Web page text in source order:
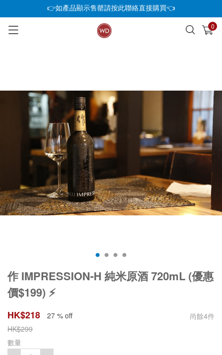
👉如產品顯示售罄請按此聯絡直接購買👈
0
已加入購物車 查看
作 IMPRESSION-H 純米原酒 720mL (優惠
價$199) ⚡️
HK$218 27 % off 尚餘4件
HK$299
數量